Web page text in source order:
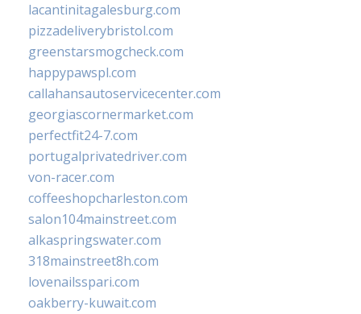
lacantinitagalesburg.com
pizzadeliverybristol.com
greenstarsmogcheck.com
happypawspl.com
callahansautoservicecenter.com
georgiascornermarket.com
perfectfit24-7.com
portugalprivatedriver.com
von-racer.com
coffeeshopcharleston.com
salon104mainstreet.com
alkaspringswater.com
318mainstreet8h.com
lovenailsspari.com
oakberry-kuwait.com